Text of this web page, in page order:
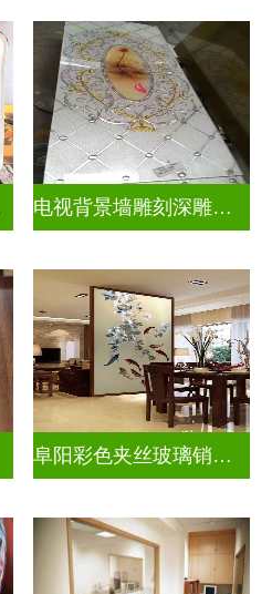
电视背景墙雕刻深雕双面效果
阜阳彩色夹丝玻璃销售电话